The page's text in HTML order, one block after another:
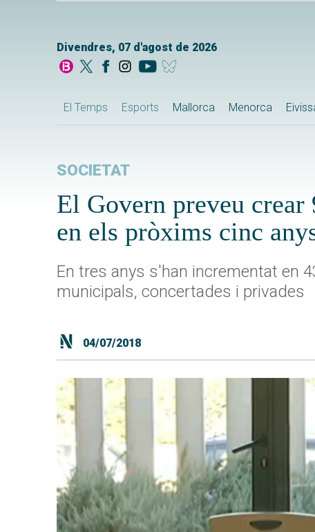
Divendres, 07 d'agost de 2026
El Temps Esports Mallorca Menorca
SOCIETAT
El Govern preveu crear
en els pròxims cinc
En tres anys s'han incrementat en
municipals, concertades i privades
04/07/2018